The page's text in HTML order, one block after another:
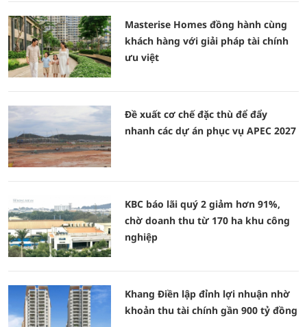
Masterise Homes đồng hành cùng
khách hàng với giải pháp tài chính
ưu việt
Đề xuất cơ chế đặc thù để đẩy
nhanh các dự án phục vụ APEC 2027
KBC báo lãi quý 2 giảm hơn 91%,
chờ doanh thu từ 170 ha khu công
nghiệp
Khang Điền lập đỉnh lợi nhuận nhờ
khoản thu tài chính gần 900 tỷ đồng